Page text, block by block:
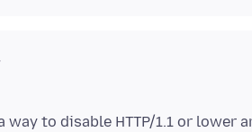
way to disable HTTP/1.1 or lower